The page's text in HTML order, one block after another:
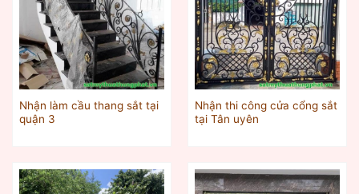
Nhận làm cầu thang sắt tại
quận 3
Nhận thi công cửa cổng sắt
tại Tân uyên